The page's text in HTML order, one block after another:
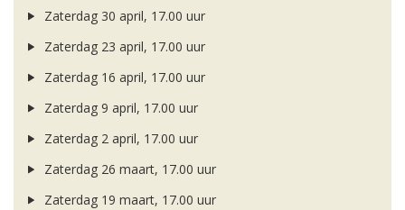
Zaterdag 30 april, 17.00 uur
Zaterdag 23 april, 17.00 uur
Zaterdag 16 april, 17.00 uur
Zaterdag 9 april, 17.00 uur
Zaterdag 2 april, 17.00 uur
Zaterdag 26 maart, 17.00 uur
Zaterdag 19 maart, 17.00 uur